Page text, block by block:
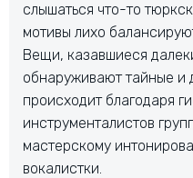
слышаться что-то
мотивы лихо
Вещи, казавшиеся
обнаруживают тайные и
происходит благодаря
инструменталистов
мастерскому
вокалистки.